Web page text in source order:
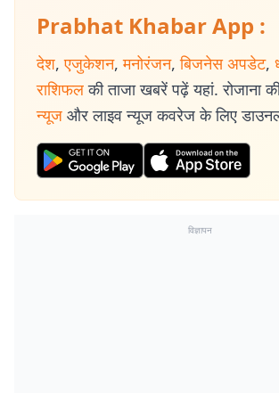
Prabhat Khabar App :
देश, एजुकेशन, मनोरंजन, बिजनेस अपडेट,
राशिफल की ताजा खबरें पढ़ें यहां. रोजाना
न्यूज और लाइव न्यूज कवरेज के लिए
विज्ञापन